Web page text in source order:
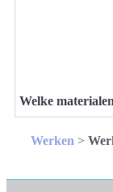
Welke
Werken >